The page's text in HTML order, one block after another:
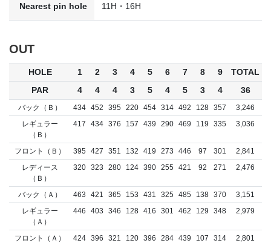
Nearest pin hole 11H・16H
OUT
HOLE 1 2 3 4 5 6 7 8 9
TOTAL
PAR
4 4 4 3 5 4 5 3 4 36
バック（Ｂ） 434 452 395 220 454 314 492 128 357
3,246
レギュラー
（Ｂ）
417 434 376 157 439 290 469 119 335 3,036
フロント（Ｂ） 395 427 351 132 419 273 446 97 301
2,841
レディース
（Ｂ）
320 323 280 124 390 255 421 92 271 2,476
バック（Ａ） 463 421 365 153 431 325 485 138 370
3,151
レギュラー
（Ａ）
446 403 346 128 416 301 462 129 348 2,979
フロント（Ａ） 424 396 321 120 396 284 439 107 314
2,801